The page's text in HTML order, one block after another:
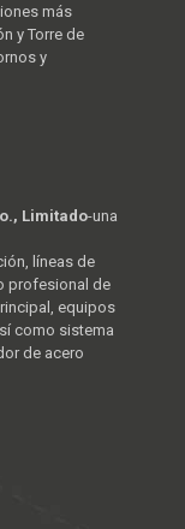
más
y Torre de
y
Limitado-una
líneas de
profesional de
equipos
como sistema
de acero